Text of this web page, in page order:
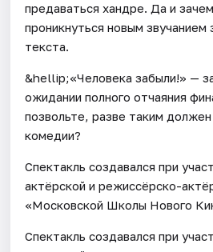
предаваться хандре. Да и
проникнуться новым звучанием
текста.
&hellip;«Человека забыли!» —
ожидании полного отчаяния
позвольте, разве таким
комедии?
Спектакль создавался при
актёрской и режиссёрско-
«Московской Школы Нового
Спектакль создавался при